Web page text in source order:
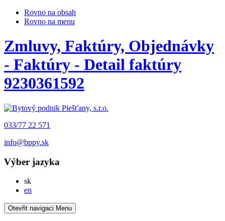
Rovno na obsah
Rovno na menu
Zmluvy, Faktúry, Objednávky
- Faktúry - Detail faktúry
9230361592
033/77 22 571
info@bppy.sk
Výber jazyka
skSlovensky
en
Otevřit navigaci Menu